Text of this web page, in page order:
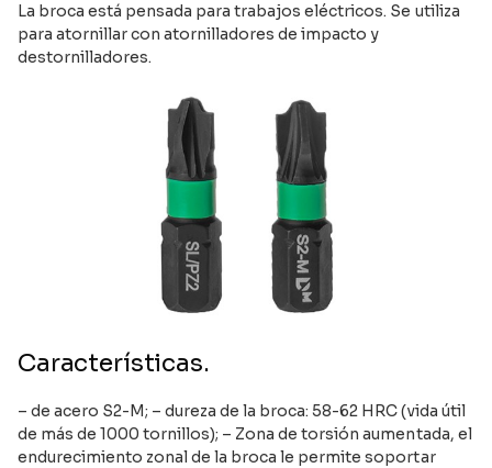
La broca está pensada para trabajos eléctricos. Se utiliza
para atornillar con atornilladores de impacto y
destornilladores.
Características.
– de acero S2-M; – dureza de la broca: 58-62 HRC (vida útil
de más de 1000 tornillos); – Zona de torsión aumentada, el
endurecimiento zonal de la broca le permite soportar